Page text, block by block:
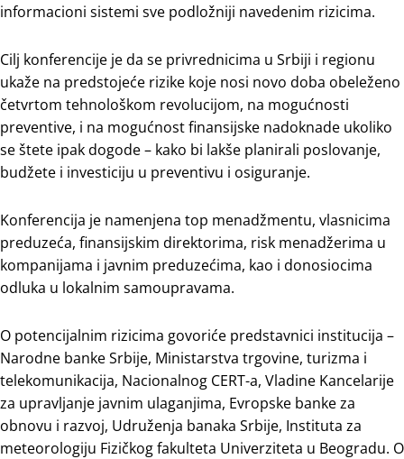
informacioni sistemi sve podložniji navedenim rizicima.
Cilj konferencije je da se privrednicima u Srbiji i regionu
ukaže na predstojeće rizike koje nosi novo doba obeleženo
četvrtom tehnološkom revolucijom, na mogućnosti
preventive, i na mogućnost finansijske nadoknade ukoliko
se štete ipak dogode – kako bi lakše planirali poslovanje,
budžete i investiciju u preventivu i osiguranje.
Konferencija je namenjena top menadžmentu, vlasnicima
preduzeća, finansijskim direktorima, risk menadžerima u
kompanijama i javnim preduzećima, kao i donosiocima
odluka u lokalnim samoupravama.
O potencijalnim rizicima govoriće predstavnici institucija –
Narodne banke Srbije, Ministarstva trgovine, turizma i
telekomunikacija, Nacionalnog CERT-a, Vladine Kancelarije
za upravljanje javnim ulaganjima, Evropske banke za
obnovu i razvoj, Udruženja banaka Srbije, Instituta za
meteorologiju Fizičkog fakulteta Univerziteta u Beogradu. O